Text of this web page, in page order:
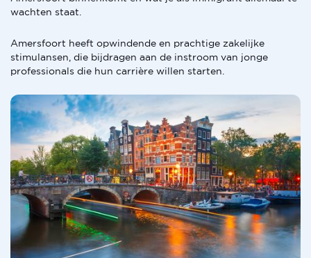
wachten staat.
Amersfoort heeft opwindende en prachtige zakelijke
stimulansen, die bijdragen aan de instroom van jonge
professionals die hun carrière willen starten.